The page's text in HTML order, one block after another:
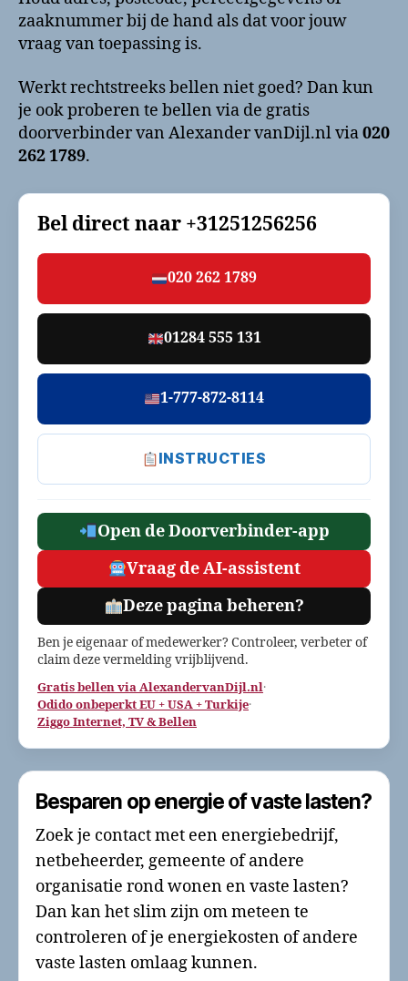
zaaknummer bij de hand als dat voor jouw
vraag van toepassing is.
Werkt rechtstreeks bellen niet goed? Dan kun
je ook proberen te bellen via de gratis
doorverbinder van Alexander vanDijl.nl via020
262 1789.
Bel direct naar +31251256256
020 262 1789
01284 555 131
1-777-872-8114
INSTRUCTIES
Open de Doorverbinder-app
Vraag de AI-assistent
Deze pagina beheren?
Ben je eigenaar of medewerker? Controleer, verbeter of
claim deze vermelding vrijblijvend.
Gratis bellen via AlexandervanDijl.nl·
Odido onbeperkt EU + USA + Turkije·
Ziggo Internet, TV & Bellen
Besparen op energie of vaste lasten?
Zoek je contact met een energiebedrijf,
netbeheerder, gemeente of andere
organisatie rond wonen en vaste lasten?
Dan kan het slim zijn om meteen te
controleren of je energiekosten of andere
vaste lasten omlaag kunnen.